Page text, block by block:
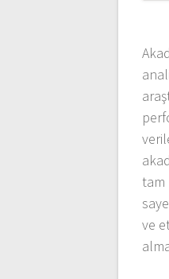
tam
ve